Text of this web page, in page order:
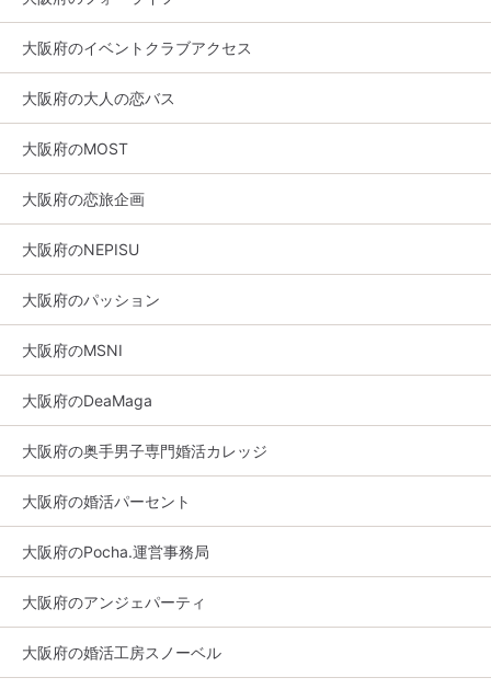
大阪府のイベントクラブアクセス
大阪府の大人の恋バス
大阪府のMOST
大阪府の恋旅企画
大阪府のNEPISU
大阪府のパッション
大阪府のMSNI
大阪府のDeaMaga
大阪府の奥手男子専門婚活カレッジ
大阪府の婚活パーセント
大阪府のPocha.運営事務局
大阪府のアンジェパーティ
大阪府の婚活工房スノーベル